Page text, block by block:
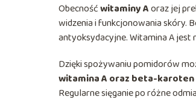
Obecnośćwitaminy Aoraz jej
widzenia i funkcjonowania skóry.
antyoksydacyjne. Witamina A jest
Dzięki spożywaniu pomidorów
witamina A oraz beta-karoten
Regularne sięganie po różne